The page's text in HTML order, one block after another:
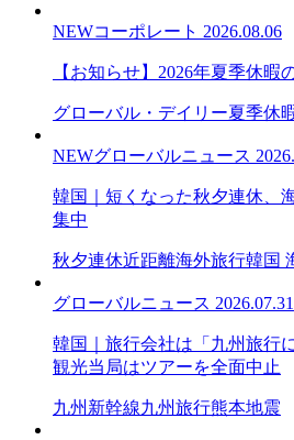
NEWコーポレート 2026.08.06
【お知らせ】2026年夏季休暇
グローバル・デイリー夏季休
NEWグローバルニュース
韓国｜短くなった秋夕連休、
集中
秋夕連休近距離海外旅行韓国
グローバルニュース 2026.07.31
韓国｜旅行会社は「九州旅行
観光当局はツアーを全面中止
九州新幹線九州旅行熊本地震